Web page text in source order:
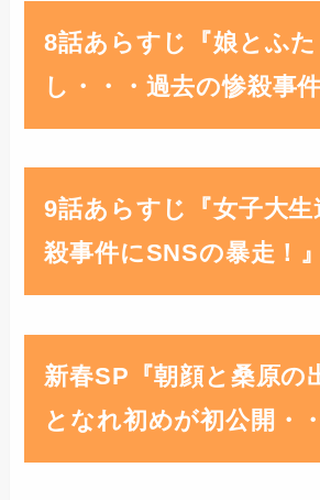
8話あらすじ『娘とふ
し・・・過去の惨殺事件
9話あらすじ『女子大生
殺事件にSNSの暴走！』
新春SP『朝顔と桑原の
となれ初めが初公開・